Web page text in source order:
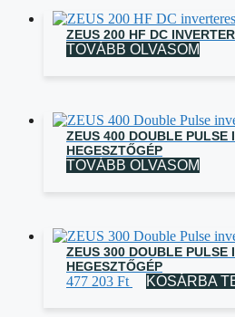
ZEUS 200 HF DC
TOVÁBB OLVASOM
ZEUS 400 DOUBLE PULSE
HEGESZTŐGÉP
TOVÁBB OLVASOM
ZEUS 300 DOUBLE PULSE
HEGESZTŐGÉP
477 203 Ft KOSÁRBA